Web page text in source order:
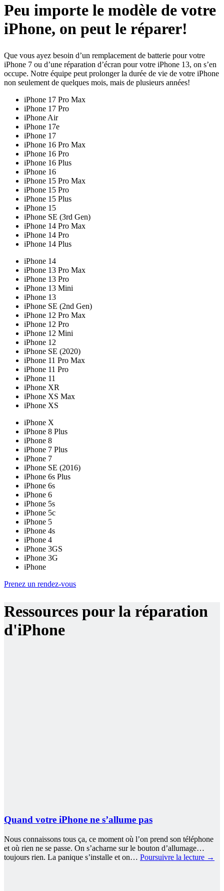
Peu importe le modèle de votre
iPhone, on peut le réparer!
Que vous ayez besoin d’un remplacement de batterie pour votre
iPhone 7 ou d’une réparation d’écran pour votre iPhone 13, on s’en
occupe. Notre équipe peut prolonger la durée de vie de votre iPhone
non seulement de quelques mois, mais de plusieurs années!
iPhone 17 Pro Max
iPhone 17 Pro
iPhone Air
iPhone 17e
iPhone 17
iPhone 16 Pro Max
iPhone 16 Pro
iPhone 16 Plus
iPhone 16
iPhone 15 Pro Max
iPhone 15 Pro
iPhone 15 Plus
iPhone 15
iPhone SE (3rd Gen)
iPhone 14 Pro Max
iPhone 14 Pro
iPhone 14 Plus
iPhone 14
iPhone 13 Pro Max
iPhone 13 Pro
iPhone 13 Mini
iPhone 13
iPhone SE (2nd Gen)
iPhone 12 Pro Max
iPhone 12 Pro
iPhone 12 Mini
iPhone 12
iPhone SE (2020)
iPhone 11 Pro Max
iPhone 11 Pro
iPhone 11
iPhone XR
iPhone XS Max
iPhone XS
iPhone X
iPhone 8 Plus
iPhone 8
iPhone 7 Plus
iPhone 7
iPhone SE (2016)
iPhone 6s Plus
iPhone 6s
iPhone 6
iPhone 5s
iPhone 5c
iPhone 5
iPhone 4s
iPhone 4
iPhone 3GS
iPhone 3G
iPhone
Prenez un rendez-vous
Ressources pour la réparation
d'iPhone
Quand votre iPhone ne s’allume pas
Nous connaissons tous ça, ce moment où l’on prend son téléphone
et où rien ne se passe. On s’acharne sur le bouton d’allumage…
toujours rien. La panique s’installe et on… Poursuivre la lecture →